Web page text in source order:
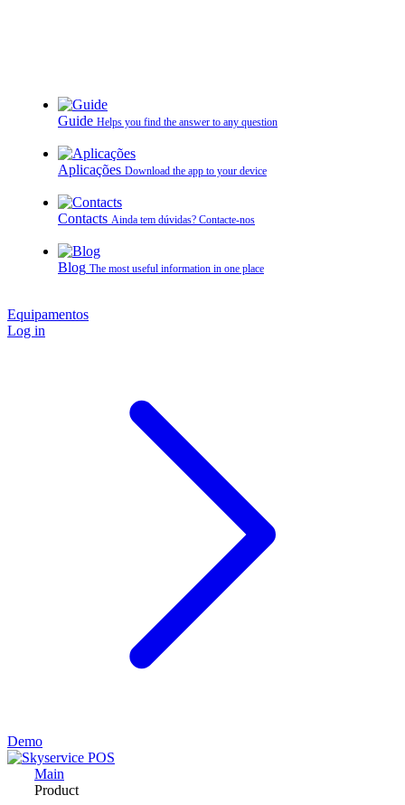
Guide Helps you find the answer to any question
Aplicações Download the app to your device
Contacts Ainda tem dúvidas? Contacte‑nos
Blog The most useful information in one place
Equipamentos
Log in
Demo
Main
Product